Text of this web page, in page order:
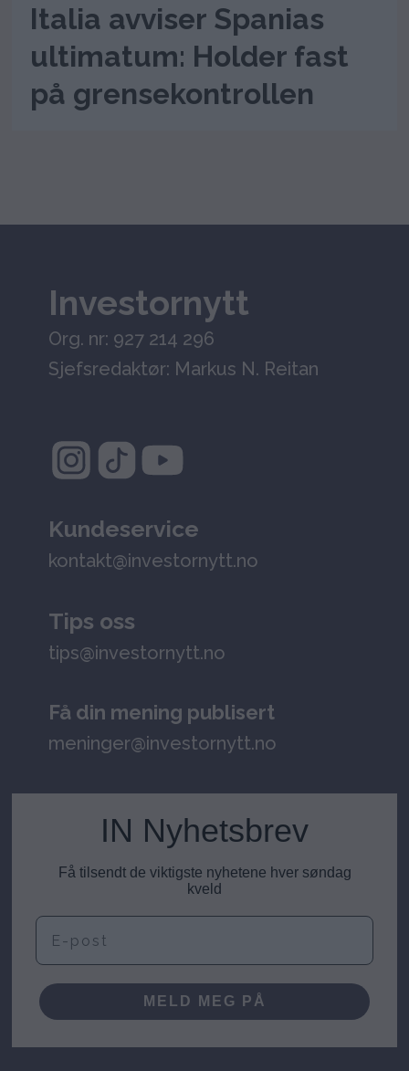
Italia avviser Spanias
ultimatum: Holder fast
på grensekontrollen
Investornytt
Org. nr: 927 214 296
Sjefsredaktør: Markus N. Reitan
Kundeservice
kontakt@investornytt.no
Tips oss
tips@investornytt.no
Få din mening publisert
meninger@investornytt.no
IN Nyhetsbrev
Få tilsendt de viktigste nyhetene hver søndag
kveld
E-post
MELD MEG PÅ